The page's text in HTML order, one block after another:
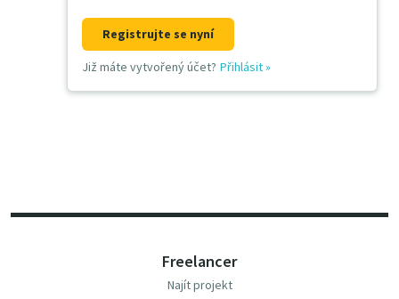
Registrujte se nyní
Již máte vytvořený účet? Přihlásit»
Freelancer
Najít projekt